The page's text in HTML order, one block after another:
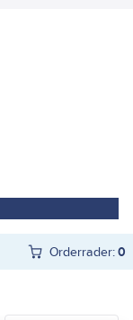
Orderrader:0